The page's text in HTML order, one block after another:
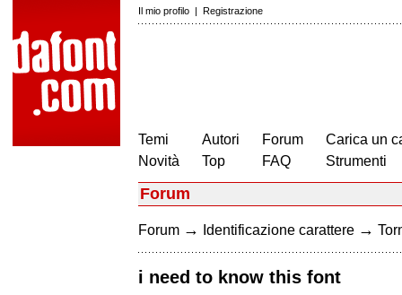
Il mio profilo | Registrazione
Temi
Novità
Autori
Top
Forum
FAQ
Carica un
Strumenti
Forum
Forum → Identificazione carattere →
i need to know this font